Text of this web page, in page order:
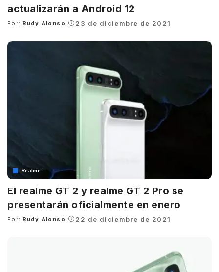
actualizarán a Android 12
Posted
Por: Rudy Alonso 23 de diciembre de 2021
Realme
El realme GT 2 y realme GT 2 Pro se
presentarán oficialmente en enero
Posted
Por: Rudy Alonso 22 de diciembre de 2021